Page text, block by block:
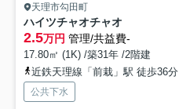
天理市勾田町
ハイツチャオチャオ
2.5万円 管理/共益費-
17.80㎡ (1K) /築31年 /2階建
近鉄天理線「前栽」駅 徒歩36分
公共下水